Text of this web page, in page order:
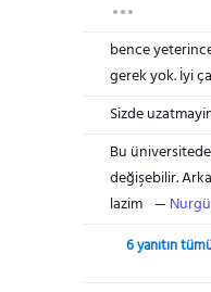
bence
gerek yok. İyi
Sizde
Bu
değişebilir.
lazim
6 yanıtın